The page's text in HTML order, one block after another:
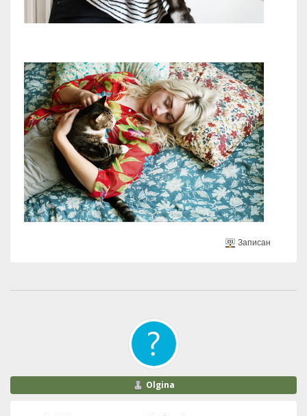
Записан
Olgina